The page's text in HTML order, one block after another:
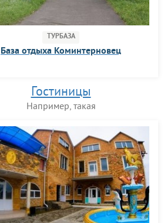
ТУРБАЗА
База отдыха Коминтерновец
Гостиницы
Например, такая